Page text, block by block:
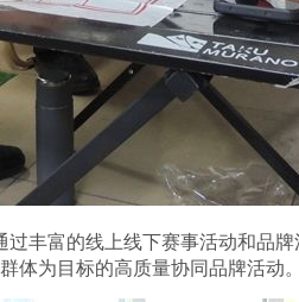
丰富的线上线下赛事活动和品
体为目标的高质量协同品牌活动。